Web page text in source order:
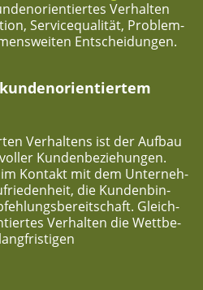
Ver­hal­ten
Ser­vice­qua­li­tät, Pro­blem­
Entscheidungen.
Ver­hal­tens ist der Auf­bau
Kun­den­be­zie­hun­gen.
Kon­takt mit dem Unter­neh­
die Kun­den­bin­
Gleich­
Ver­hal­ten die Wett­be­